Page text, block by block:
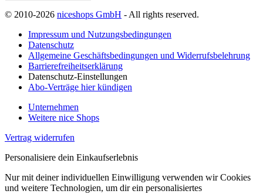
© 2010-2026 niceshops GmbH - All rights reserved.
Impressum und Nutzungsbedingungen
Datenschutz
Allgemeine Geschäftsbedingungen und Widerrufsbelehrung
Barrierefreiheitserklärung
Datenschutz-Einstellungen
Abo-Verträge hier kündigen
Unternehmen
Weitere nice Shops
Vertrag widerrufen
Personalisiere dein Einkaufserlebnis
Nur mit deiner individuellen Einwilligung verwenden wir Cookies
und weitere Technologien, um dir ein personalisiertes